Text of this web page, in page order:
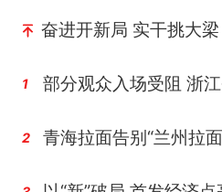
奋进开新局 实干挑大梁
1
2 青海拉面告别“兰州拉